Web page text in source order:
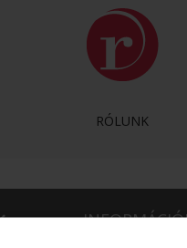
RÓLUNK